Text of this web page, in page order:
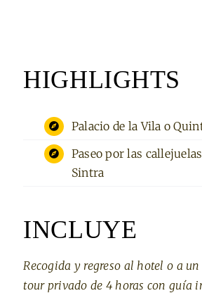
HIGHLIGHTS
Palacio de la Vila o
Paseo por las
Sintra
INCLUYE
Recogida y regreso al hotel o a
tour privado de 4 horas con guía